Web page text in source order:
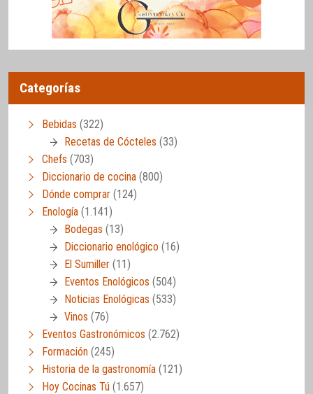
Categorías
Bebidas (322)
Recetas de Cócteles (33)
Chefs (703)
Diccionario de cocina (800)
Dónde comprar (124)
Enología (1.141)
Bodegas (13)
Diccionario enológico (16)
El Sumiller (11)
Eventos Enológicos (504)
Noticias Enológicas (533)
Vinos (76)
Eventos Gastronómicos (2.762)
Formación (245)
Historia de la gastronomía (121)
Hoy Cocinas Tú (1.657)